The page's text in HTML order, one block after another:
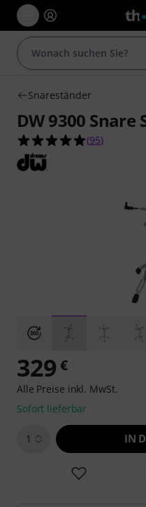
Snareständer
DW 9300 Snare
5.0 von 5
(95)
329 €
Alle Preise inkl. MwSt.
Sofort lieferbar
1 IN